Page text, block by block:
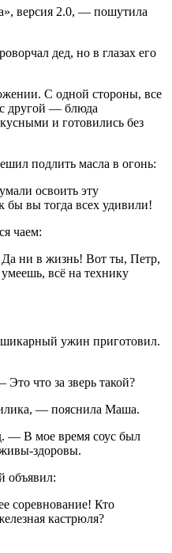
версия 2.0, — пошутила
дед, но в глазах его
С одной стороны, все
другой — блюда
и готовились без
подлить масла в огонь:
освоить эту
бы вы тогда всех удивили!
чаем:
ни в жизнь! Вот ты, Петр,
всё на технику
ужин приготовил.
что за зверь такой?
— пояснила Маша.
— В мое время соус был
здоровы.
объявил:
соревнование! Кто
кастрюля?